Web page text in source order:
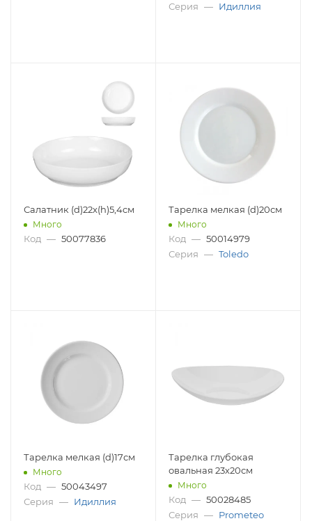
Серия — Идиллия
Салатник (d)22x(h)5,4см
Много
Код — 50077836
Тарелка мелкая (d)20см
Много
Код — 50014979
Серия — Toledo
Тарелка мелкая (d)17см
Много
Код — 50043497
Серия — Идиллия
Тарелка глубокая
овальная 23х20см
Много
Код — 50028485
Серия — Prometeo